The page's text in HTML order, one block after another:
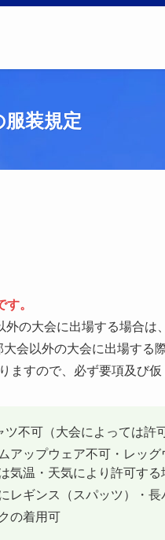
装規定
す。
の大会に出場する場合は
会以外の大会に出場する
ますので、必ず要項及び仮
不可（大会によっては許
アップウェア不可・レッ
気温・天気により許可する
レギンス（スパッツ）・
の着用可